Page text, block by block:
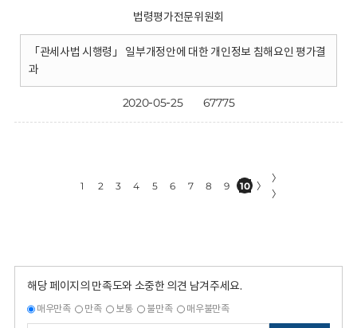
법령평가전문위원회
「관세사법 시행령」 일부개정안에 대한 개인정보 침해요인 평가결
과
2020-05-25 67775
1 2 3 4 5 6 7 8 9 10 〉
〉
〉
해당 페이지의 만족도와 소중한 의견 남겨주세요.
매우만족 만족 보통 불만족 매우불만족